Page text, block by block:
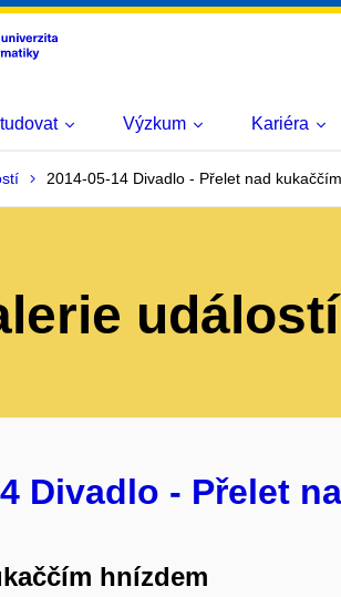
Výzkum Kariéra
2014-05-14 Divadlo - Přelet nad
událostí
Divadlo - Přelet
hnízdem